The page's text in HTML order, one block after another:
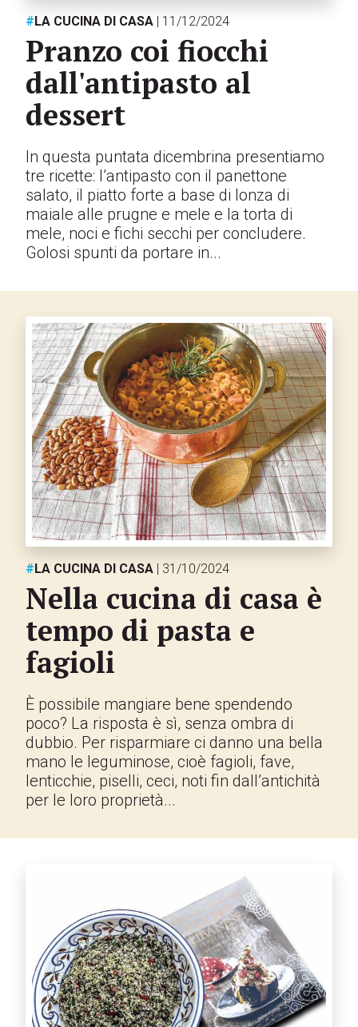
#LA CUCINA DI CASA | 11/12/2024
Pranzo coi fiocchi
dall'antipasto al
dessert
In questa puntata dicembrina presentiamo
tre ricette: l’antipasto con il panettone
salato, il piatto forte a base di lonza di
maiale alle prugne e mele e la torta di
mele, noci e fichi secchi per concludere.
Golosi spunti da portare in...
#LA CUCINA DI CASA | 31/10/2024
Nella cucina di casa è
tempo di pasta e
fagioli
È possibile mangiare bene spendendo
poco? La risposta è sì, senza ombra di
dubbio. Per risparmiare ci danno una bella
mano le leguminose, cioè fagioli, fave,
lenticchie, piselli, ceci, noti fin dall’antichità
per le loro proprietà...